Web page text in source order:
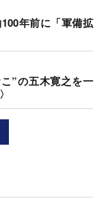
年前に「軍備拡
”の五木寛之を一